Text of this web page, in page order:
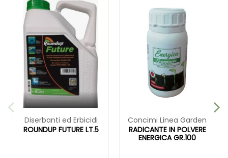
Diserbanti ed Erbicidi
ROUNDUP FUTURE LT.5
Concimi Linea Garden
RADICANTE IN POLVERE
ENERGICA GR.100